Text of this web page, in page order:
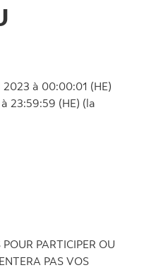
à 00:00:01 (HE)
23:59:59 (HE) (la
PARTICIPER OU
PAS VOS